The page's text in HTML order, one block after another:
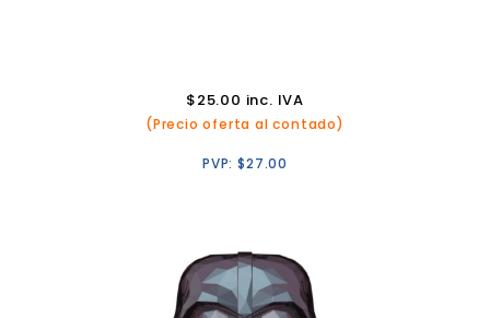
$25.00 inc. IVA
(Precio oferta al contado)
PVP:$27.00